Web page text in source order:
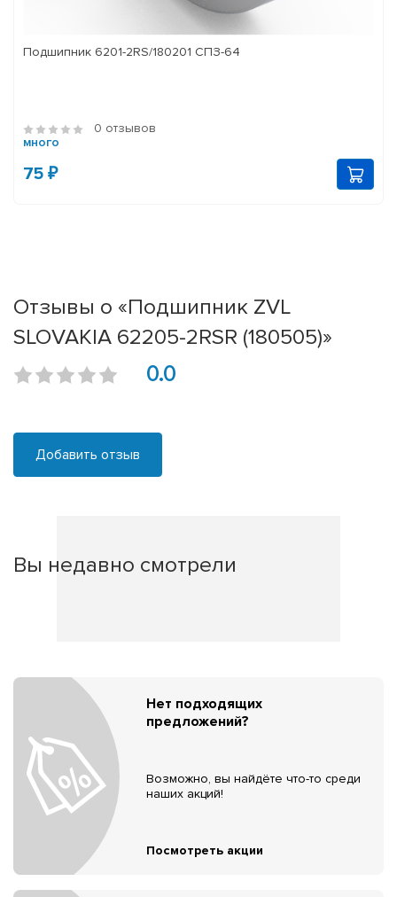
Подшипник 6201-2RS/180201 СПЗ-64
0 отзывов
много
75 ₽
Отзывы о «Подшипник ZVL
SLOVAKIA 62205-2RSR (180505)»
0.0
Добавить отзыв
Вы недавно смотрели
Нет подходящих
предложений?
Возможно, вы найдёте что-то среди
наших акций!
Посмотреть акции